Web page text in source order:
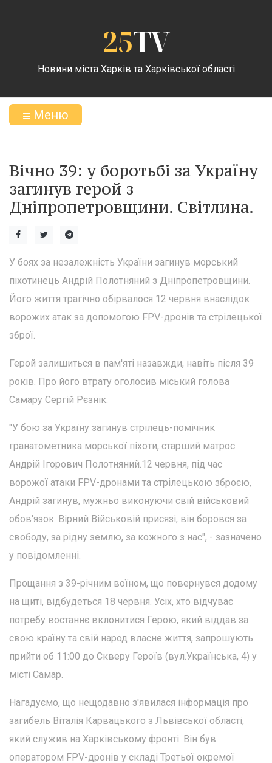
25TV
Новини міста Харків та Харківської області
Меню
Вічно 39: у боротьбі за Україну
загинув герой з
Дніпропетровщини. Світлина.
У боях за незалежність України загинув морський
піхотинець Андрій Полотняний з Дніпропетровщини.
Його життя трагічно обірвалося 12 червня внаслідок
ворожих атак за допомогою FPV-дронів та стрілецької
зброї.
Герой залишиться в пам'яті назавжди, навіть після 39
років. Про його втрату оголосив міський голова
Самару Сергій Рєзнік.
"У бою за Україну загинув стрілець-помічник
гранатометника морської піхоти, старший матрос
Андрій Ігорович Полотняний.12 червня, під час
ворожої атаки FPV-дронами та стрілецькою зброєю,
Андрій загинув, мужньо виконуючи свій військовий
обов'язок. Вірний Військовій присязі, він боровся за
свободу, за рідну землю, за кожного з нас", - зазначено
у повідомленні.
Прощання з 39-річним воїном, що повернувся додому
на щиті, відбудеться 18 червня. Усіх, хто відчуває
потребу востаннє вклонитися Герою, який віддав за
свою країну та свій народ власне життя, запрошують
прийти об 11:00 до Скверу Героїв (вул.Українська, 4) у
місті Самар.
Нагадуємо, що нещодавно з'явилася інформація про
загибель Віталія Карвацького з Львівської області,
який служив на Харківському фронті. Він був
оператором FPV-дронів у складі Третьої окремої